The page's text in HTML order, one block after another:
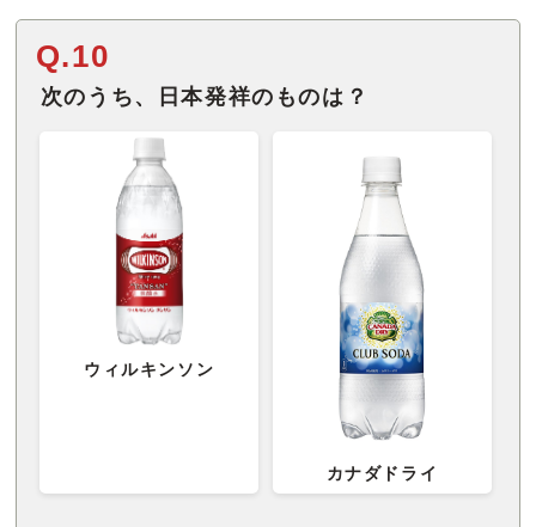
Q.10
次のうち、日本発祥のものは？
ウィルキンソン
カナダドライ